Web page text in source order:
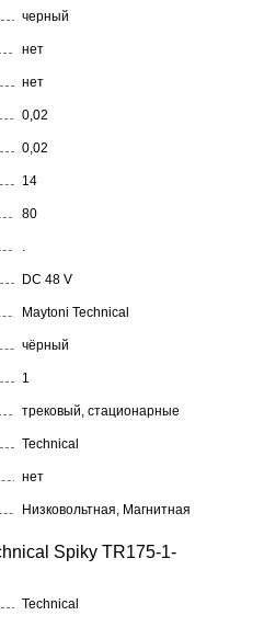
черный
нет
нет
0,02
0,02
14
80
DC 48 V
Maytoni Technical
чёрный
1
трековый, стационарные
Technical
нет
Низковольтная, Магнитная
Spiky TR175-1-
Technical